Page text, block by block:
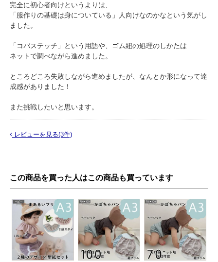
完全に初心者向けというよりは、
「服作りの基礎は身についている」人向けなのかなという気がし
ました。
「コバステッチ」という用語や、ゴム紐の処理のしかたは
ネットで調べながら進めました。
ところどころ失敗しながら進めましたが、なんとか形になって達
成感がありました！
また挑戦したいと思います。
レビューを見る(3件)
この商品を買った人はこの商品も買っています